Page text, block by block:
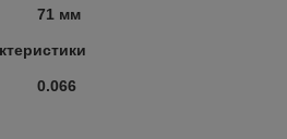
71 мм
0.066